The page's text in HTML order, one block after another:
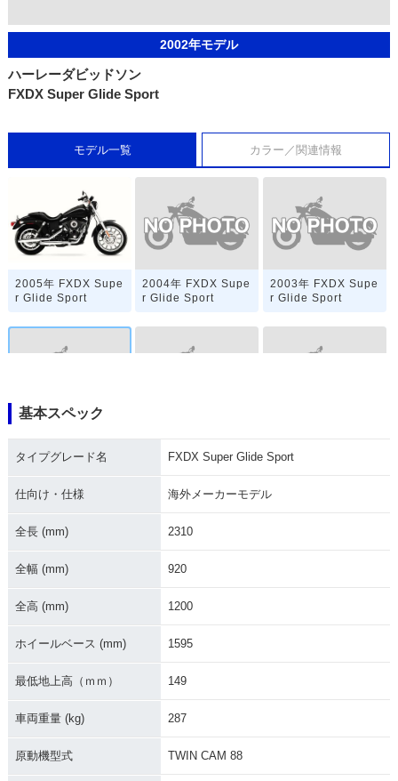
2002年モデル
ハーレーダビッドソン
FXDX Super Glide Sport
モデル一覧 カラー／関連情報
2005年 FXDX Supe
r Glide Sport
2004年 FXDX Supe
r Glide Sport
2003年 FXDX Supe
r Glide Sport
基本スペック
タイプグレード名 FXDX Super Glide Sport
仕向け・仕様 海外メーカーモデル
全長 (mm) 2310
全幅 (mm) 920
全高 (mm) 1200
ホイールベース (mm) 1595
最低地上高（ｍｍ） 149
車両重量 (kg) 287
原動機型式 TWIN CAM 88